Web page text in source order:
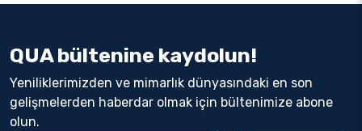
QUA bültenine kaydolun!
Yeniliklerimizden ve mimarlık dünyasındaki en son
gelişmelerden haberdar olmak için bültenimize abone
olun.